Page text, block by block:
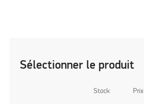
Sélectionner le produit
Stock Prix